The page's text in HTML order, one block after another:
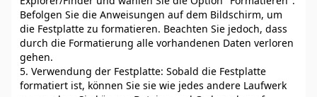
Befolgen Sie die Anweisungen auf dem Bildschirm, um
die Festplatte zu formatieren. Beachten Sie jedoch, dass
durch die Formatierung alle vorhandenen Daten verloren
gehen.
5. Verwendung der Festplatte: Sobald die Festplatte
formatiert ist, können Sie sie wie jedes andere Laufwerk